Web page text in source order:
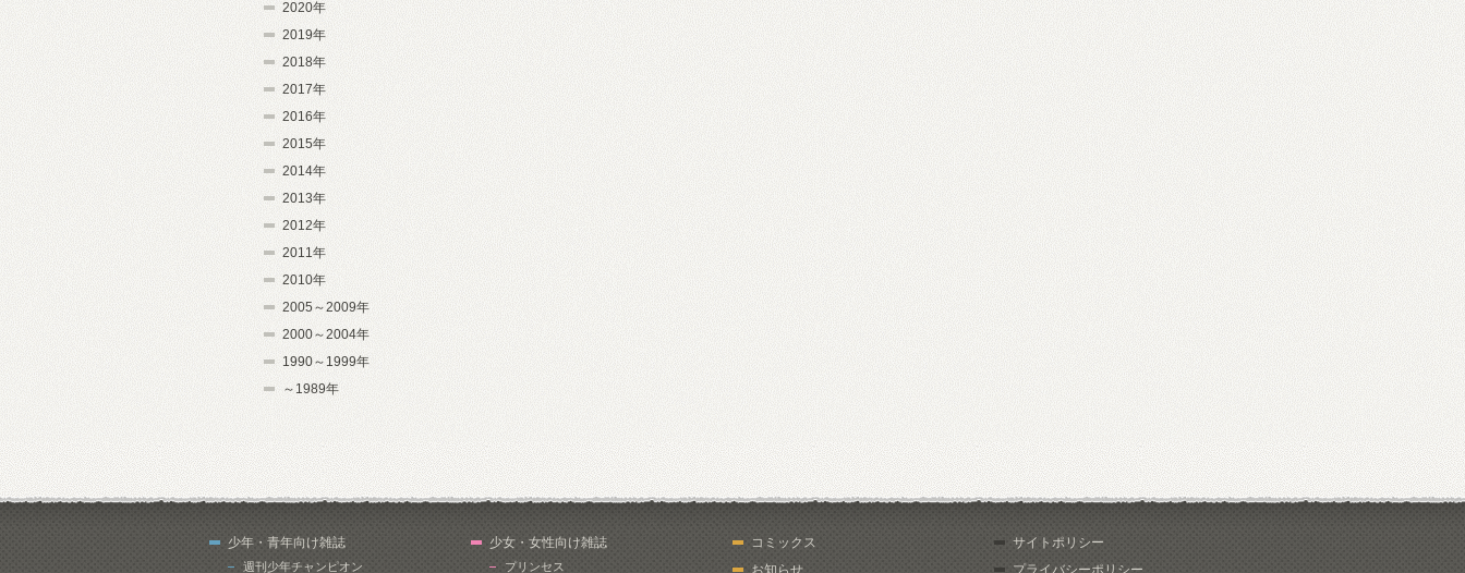
2020年
2019年
2018年
2017年
2016年
2015年
2014年
2013年
2012年
2011年
2010年
2005～2009年
2000～2004年
1990～1999年
～1989年
少年・青年向け雑誌
週刊少年チャンピオン
少女・女性向け雑誌
プリンセス
コミックス
お知らせ
サイトポリシー
プライバシーポリシー